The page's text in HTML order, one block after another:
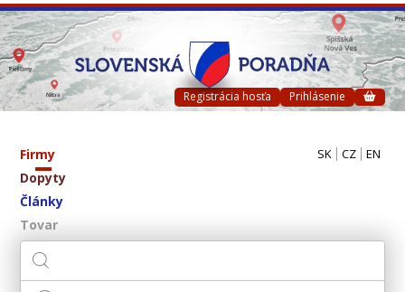
Registrácia hosťa Prihlásenie
Firmy
Dopyty
Články
Tovar
SK CZ EN